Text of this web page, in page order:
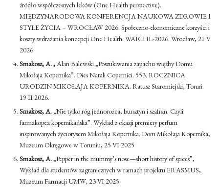
źródło współczesnych leków (One Health perspective).
MIĘDZYNARODOWA KONFERENCJA NAUKOWA ZDROWIE I
STYLE ŻYCIA – WROCŁAW 2026. Społeczno-ekonomiczne korzyści i
koszty wdrażania koncepcji One Health. WAICHL-2026. Wrocław, 21 V
2026
Smakosz, A. ,Alan Balewski „Poszukiwania zapachu więźby Domu
Mikołaja Kopernika”. Dies Natali Copernici. 553. ROCZNICA
URODZIN MIKOŁAJA KOPERNIKA. Ratusz Staromiejski, Toruń.
19 II 2026.
Smakosz, A.„Nie tylko róg jednorożca, bursztyn i szafran. Czyli
farmakopea kopernikańska”. Wykład z okazji premiery perfum
inspirowanych życiorysem Mikołaja Kopernika. Dom Mikołaja Kopernika,
Muzeum Okręgowe w Toruniu, 25 VI 2025
Smakosz, A.„Pepper in the mummy’s nose—short history of spices”,
Wykład dla studentów zagranicznych w ramach projektu ERASMUS,
Muzeum Farmacji UMW, 23 VI 2025